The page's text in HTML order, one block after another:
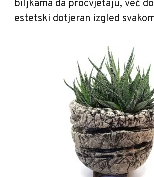
biljkama da procvjetaju, već
estetski dotjeran izgled